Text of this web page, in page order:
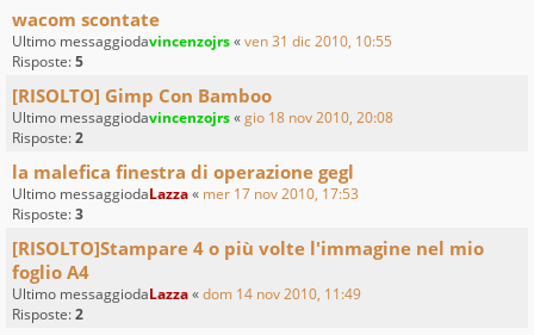
wacom scontate
Ultimo messaggiodavincenzojrs«ven 31 dic 2010, 10:55
Risposte:5
[RISOLTO] Gimp Con Bamboo
Ultimo messaggiodavincenzojrs«gio 18 nov 2010, 20:08
Risposte:2
la malefica finestra di operazione gegl
Ultimo messaggiodaLazza« mer 17 nov 2010, 17:53
Risposte:3
[RISOLTO]Stampare 4 o più volte l'immagine nel mio
foglio A4
Ultimo messaggiodaLazza«dom 14 nov 2010, 11:49
Risposte:2